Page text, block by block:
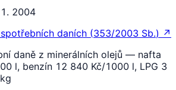
2004
daních (353/2003 Sb.) ↗
daně z minerálních olejů — nafta
l, benzín 12 840 Kč/1000 l, LPG 3